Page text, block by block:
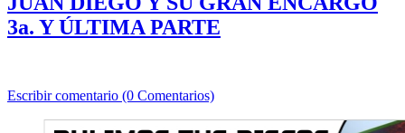
3a. Y ÚLTIMA PARTE
Escribir comentario (0 Comentarios)